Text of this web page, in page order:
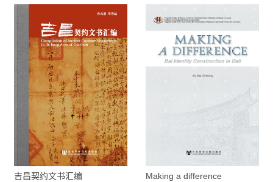
吉昌契约文书汇编 Making a difference